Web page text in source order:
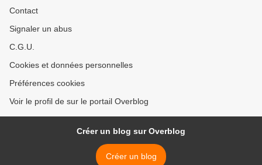
Contact
Signaler un abus
C.G.U.
Cookies et données personnelles
Préférences cookies
Voir le profil de sur le portail Overblog
Créer un blog sur Overblog
Créer un blog